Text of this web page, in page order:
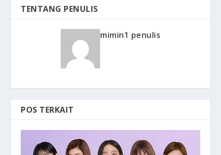
TENTANG PENULIS
mimin1 penulis
POS TERKAIT